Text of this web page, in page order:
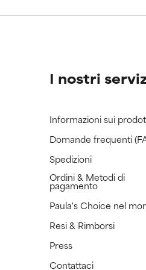
I nostri
Informazioni sui
Domande frequenti
Spedizioni
Ordini & Metodi di
pagamento
Paula's Choice nel
Resi & Rimborsi
Press
Contattaci